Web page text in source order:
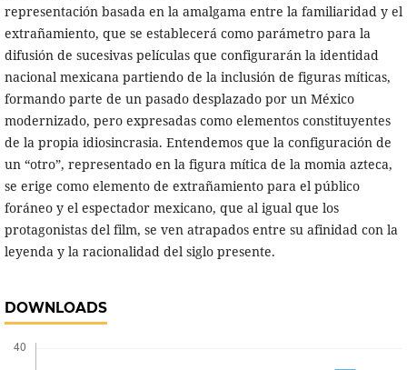
representación basada en la amalgama entre la familiaridad y el
extrañamiento, que se establecerá como parámetro para la
difusión de sucesivas películas que configurarán la identidad
nacional mexicana partiendo de la inclusión de figuras míticas,
formando parte de un pasado desplazado por un México
modernizado, pero expresadas como elementos constituyentes
de la propia idiosincrasia. Entendemos que la configuración de
un “otro”, representado en la figura mítica de la momia azteca,
se erige como elemento de extrañamiento para el público
foráneo y el espectador mexicano, que al igual que los
protagonistas del film, se ven atrapados entre su afinidad con la
leyenda y la racionalidad del siglo presente.
DOWNLOADS